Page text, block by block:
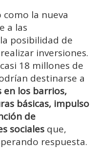
la nueva
a las
posibilidad de
inversiones.
18 millones de
destinarse a
en los barrios,
básicas, impulso
de
sociales que,
respuesta.